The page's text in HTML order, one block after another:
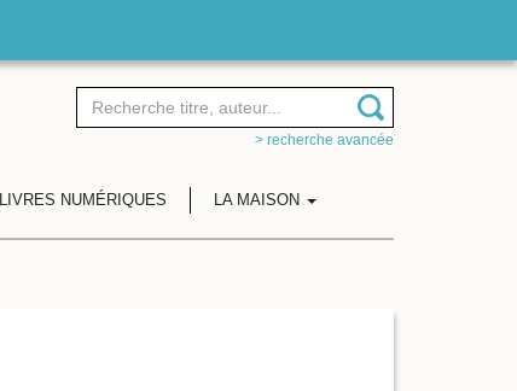
> recherche avancée
LIVRES NUMÉRIQUES LA MAISON